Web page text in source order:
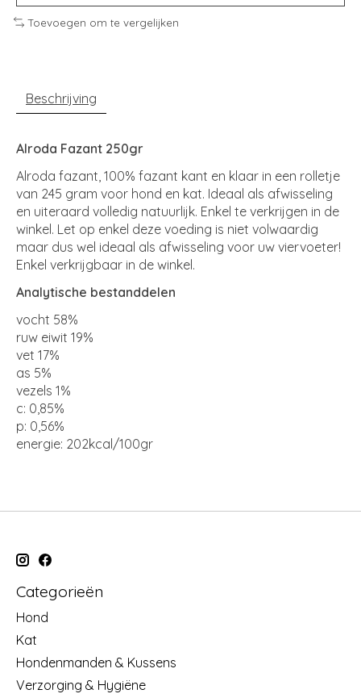
Toevoegen om te vergelijken
Beschrijving
Alroda Fazant 250gr
Alroda fazant, 100% fazant kant en klaar in een rolletje
van 245 gram voor hond en kat. Ideaal als afwisseling
en uiteraard volledig natuurlijk. Enkel te verkrijgen in de
winkel. Let op enkel deze voeding is niet volwaardig
maar dus wel ideaal als afwisseling voor uw viervoeter!
Enkel verkrijgbaar in de winkel.
Analytische bestanddelen
vocht 58%
ruw eiwit 19%
vet 17%
as 5%
vezels 1%
c: 0,85%
p: 0,56%
energie: 202kcal/100gr
Categorieën
Hond
Kat
Hondenmanden & Kussens
Verzorging & Hygiëne